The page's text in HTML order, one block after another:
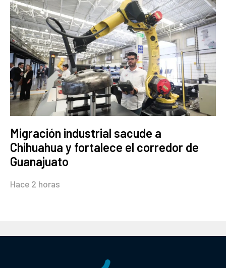
Migración industrial sacude a
Chihuahua y fortalece el corredor de
Guanajuato
Hace 2 horas